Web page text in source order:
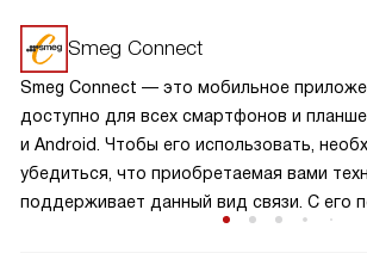
Smeg Connect
Smeg Connect — это мобильное
доступно для всех смартфонов и
и Android. Чтобы его использовать,
убедиться, что приобретаемая вами
поддерживает данный вид связи. С его